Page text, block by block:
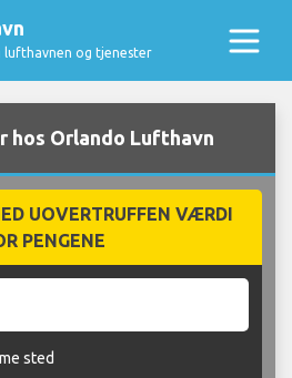
og tjenester
hos Orlando Lufthavn
UOVERTRUFFEN VÆRDI
PENGENE
sted